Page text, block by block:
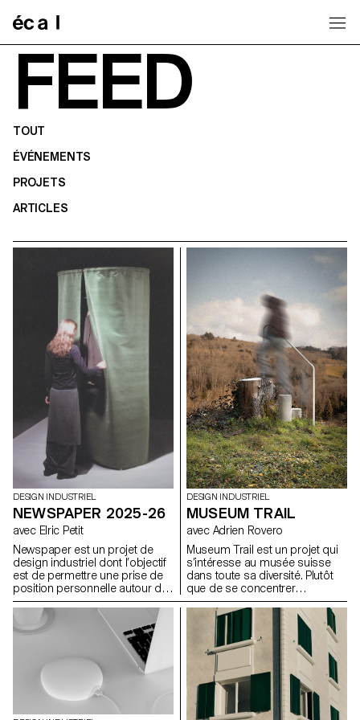
FEED
TOUT
ÉVÉNEMENTS
PROJETS
ARTICLES
DESIGN INDUSTRIEL
NEWSPAPER 2025-26
avec Elric Petit
Newspaper est un projet de
design industriel dont l’objectif
est de permettre une prise de
position personnelle autour du
sujet de son choix. Le projet
s’appuie sur un article issu de
la presse ou d’un magazine
spécialisé, utilisé comme point
de départ conceptuel et
critique. À travers l’analyse,
l’interprétation et la traduction
de ce contenu écrit, le projet
invite à développer une réflexion
de design, en questionnant les
DESIGN INDUSTRIEL
MUSEUM TRAIL
avec Adrien Rovero
Museum Trail est un projet qui
s’intéresse au musée suisse
dans toute sa diversité. Plutôt
que de se concentrer
uniquement sur les grandes
institutions largement
fréquentées, le projet explore
ce que signifie aujourd’hui «
musée » dans un pays qui
compte plus de mille structures
muséales, soit l’une des plus
fortes densités au monde.